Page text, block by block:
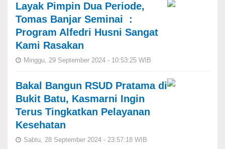
Layak Pimpin Dua Periode,
Tomas Banjar Seminai :
Program Alfedri Husni Sangat
Kami Rasakan
Minggu, 29 September 2024 - 10:53:25 WIB
Bakal Bangun RSUD Pratama di
Bukit Batu, Kasmarni Ingin
Terus Tingkatkan Pelayanan
Kesehatan
Sabtu, 28 September 2024 - 23:57:18 WIB